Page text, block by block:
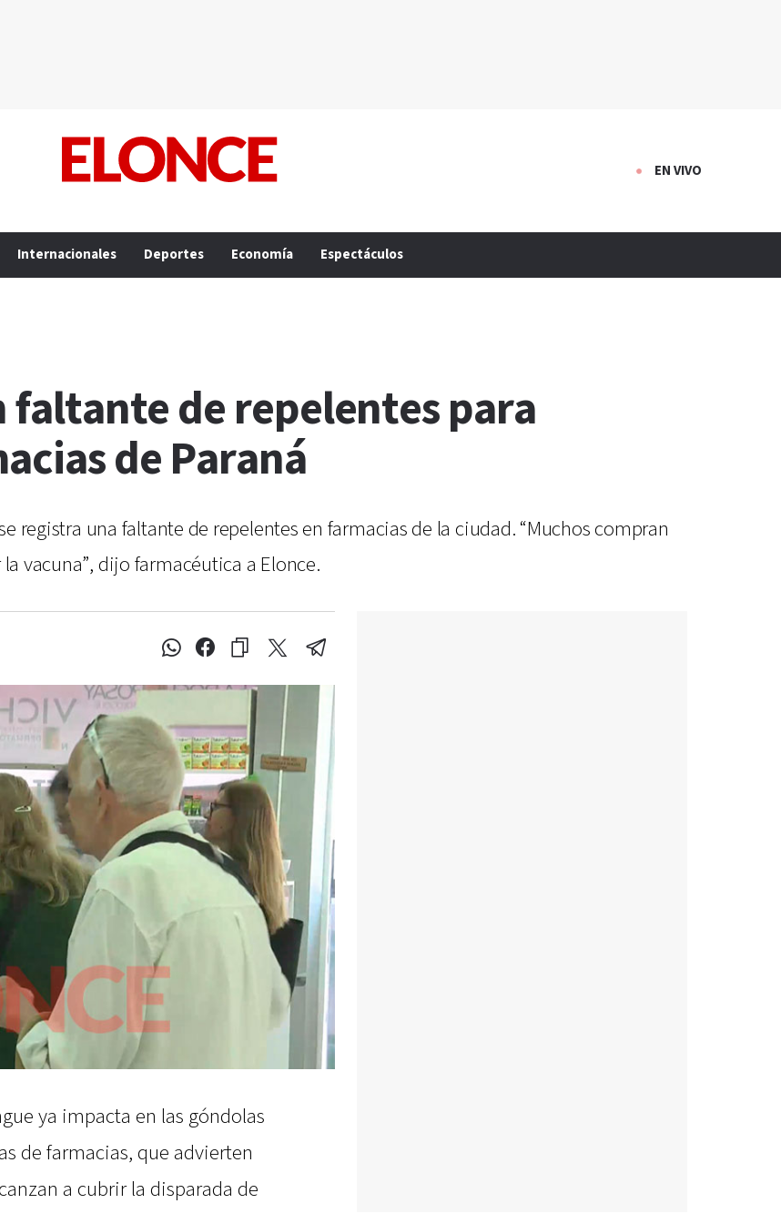
EN VIVO
Internacionales Deportes Economía Espectáculos
faltante de repelentes para
de Paraná
registra una faltante de repelentes en farmacias de la ciudad. “Muchos compran
vacuna”, dijo farmacéutica a Elonce.
ya impacta en las góndolas
de farmacias, que advierten
a cubrir la disparada de